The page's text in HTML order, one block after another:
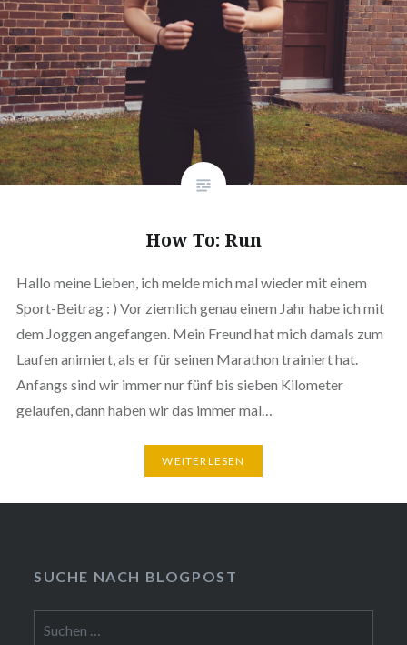
How To: Run
Hallo meine Lieben, ich melde mich mal wieder mit einem
Sport-Beitrag : ) Vor ziemlich genau einem Jahr habe ich mit
dem Joggen angefangen. Mein Freund hat mich damals zum
Laufen animiert, als er für seinen Marathon trainiert hat.
Anfangs sind wir immer nur fünf bis sieben Kilometer
gelaufen, dann haben wir das immer mal…
WEITERLESEN
SUCHE NACH BLOGPOST
nach: